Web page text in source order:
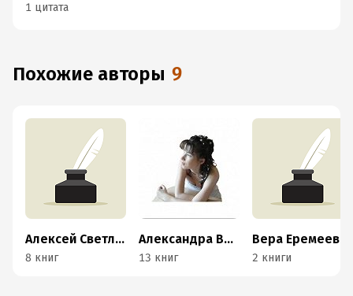
1 цитата
Похожие авторы 9
Алексей Светлов
8 книг
Александра Васильева
13 книг
Вера Еремеева
2 книги